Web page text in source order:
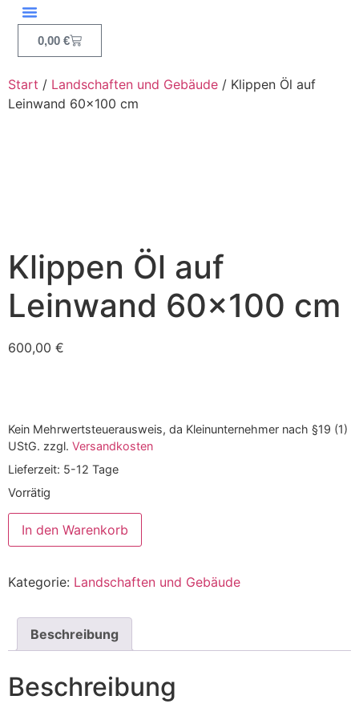
0,00€
Start / Landschaften und Gebäude / Klippen Öl auf
Leinwand 60×100 cm
Klippen Öl auf
Leinwand 60×100 cm
600,00 €
Kein Mehrwertsteuerausweis, da Kleinunternehmer nach §19 (1)
UStG. zzgl. Versandkosten
Lieferzeit: 5-12 Tage
Vorrätig
In den Warenkorb
Kategorie: Landschaften und Gebäude
Beschreibung
Beschreibung